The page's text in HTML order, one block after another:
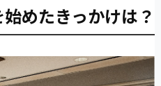
めたきっかけは？